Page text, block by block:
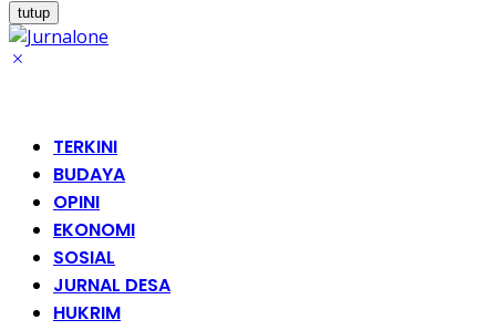
tutup
TERKINI
BUDAYA
OPINI
EKONOMI
SOSIAL
JURNAL DESA
HUKRIM